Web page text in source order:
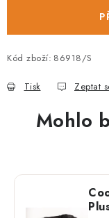
Kód zboží: 86918/S
Tisk Zeptat
Mohlo